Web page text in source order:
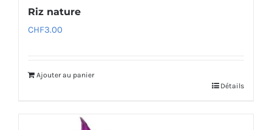
Riz nature
CHF3.00
Ajouter au panier
Détails